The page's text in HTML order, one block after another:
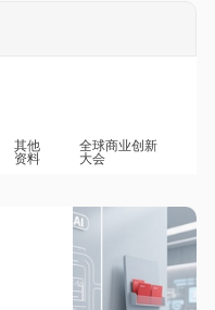
其他
资料
全球商业创新
大会